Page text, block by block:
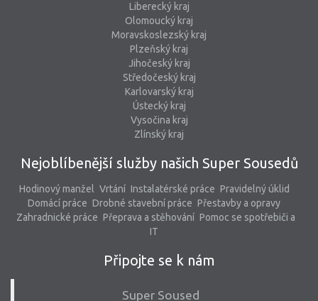
Liberecký kraj
Olomoucký kraj
Moravskoslezský kraj
Plzeňský kraj
Jihočeský kraj
Středočeský kraj
Karlovarský kraj
Ústecký kraj
Vysočina kraj
Zlínský kraj
Nejoblíbenější služby našich Super Sousedů
Hodinový manžel Vrtání Instalatérské práce Pravidelný úklid
Domácí práce Drobné stavební práce Přestavby a opravy
Zahradnické práce Přeprava a stěhování Pomoc se spotřebiči a
IT
Připojte se k nám
Super Soused